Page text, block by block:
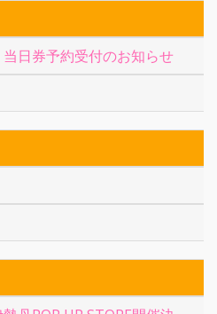
日券予約受付のお知らせ